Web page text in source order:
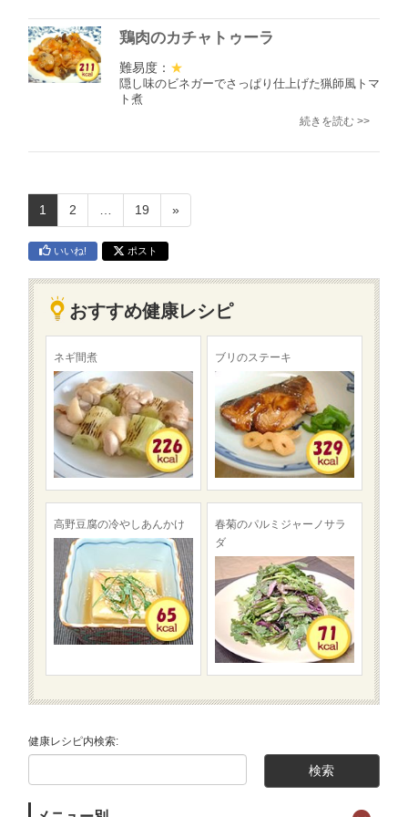
鶏肉のカチャトゥーラ
難易度： ★
隠し味のビネガーでさっぱり仕上げた猟師風トマ
ト煮
続きを読む >>
1 2 19 »
いいね! ポスト
おすすめ健康レシピ
ネギ間煮 ブリのステーキ
高野豆腐の冷やしあんかけ
春菊のパルミジャーノサラ
ダ
健康レシピ内検索: